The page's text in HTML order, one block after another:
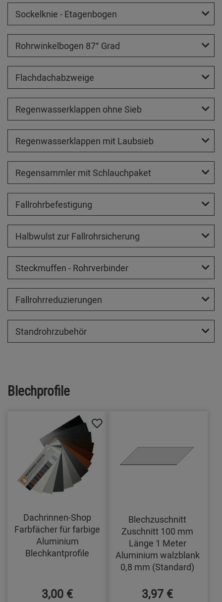
Sockelknie - Etagenbogen
Rohrwinkelbogen 87° Grad
Flachdachabzweige
Regenwasserklappen ohne Sieb
Regenwasserklappen mit Laubsieb
Regensammler mit Schlauchpaket
Fallrohrbefestigung
Halbwulst zur Fallrohrsicherung
Steckmuffen - Rohrverbinder
Fallrohrreduzierungen
Standrohrzubehör
Blechprofile
Dachrinnen-Shop
Farbfächer für farbige
Aluminium
Blechkantprofile
3,00 €
Blechzuschnitt
Zuschnitt 100 mm
Länge 1 Meter
Aluminium walzblank
0,8 mm (Standard)
3,97 €